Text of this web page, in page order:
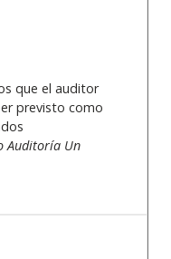
que el auditor
previsto como
Auditoría Un